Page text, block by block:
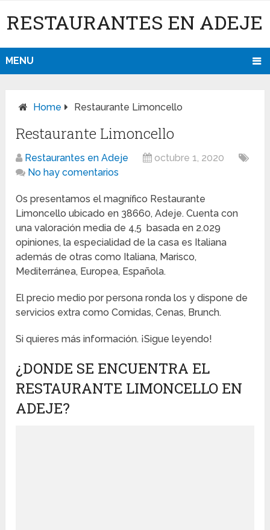
RESTAURANTES EN ADEJE
MENU
Home Restaurante Limoncello
Restaurante Limoncello
Restaurantes en Adeje
octubre 1, 2020
No hay comentarios
Os presentamos el magnífico Restaurante
Limoncello ubicado en 38660, Adeje. Cuenta con
una valoración media de 4,5 basada en 2.029
opiniones, la especialidad de la casa es Italiana
además de otras como Italiana, Marisco,
Mediterránea, Europea, Española.
El precio medio por persona ronda los y dispone de
servicios extra como Comidas, Cenas, Brunch.
Si quieres más información. ¡Sigue leyendo!
¿DONDE SE ENCUENTRA EL
RESTAURANTE LIMONCELLO EN
ADEJE?